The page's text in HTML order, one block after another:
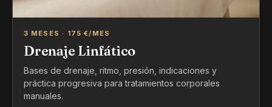
3 MESES · 175 €/MES
Drenaje Linfático
Bases de drenaje, ritmo, presión, indicaciones y
práctica progresiva para tratamientos corporales
manuales.